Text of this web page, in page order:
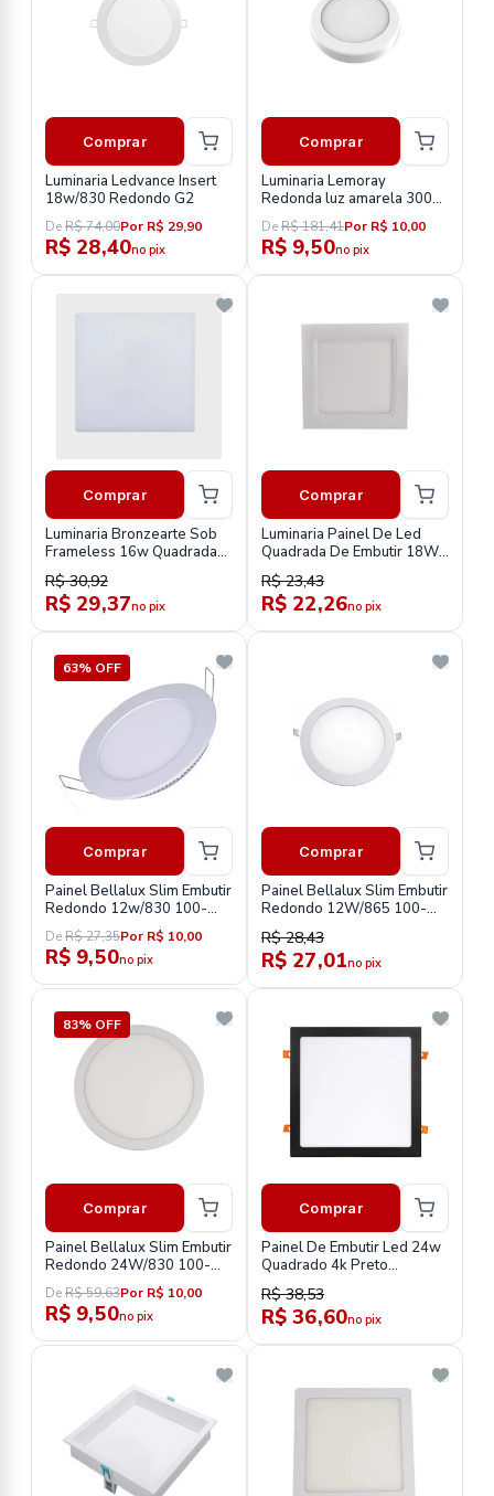
Comprar
Luminaria Ledvance Insert
18w/830 Redondo G2
DeR$ 74,00Por R$ 29,90
R$ 28,40no pix
Comprar
Luminaria Lemoray
Redonda luz amarela 3000k
sobrepor
DeR$ 181,41Por R$ 10,00
R$ 9,50no pix
Comprar
Luminaria Bronzearte Sob
Frameless 16w Quadrada
6500k Bivolt
R$ 30,92
R$ 29,37no pix
Comprar
Luminaria Painel De Led
Quadrada De Embutir 18W
Bivolt Slim Branca 3000K
R$ 23,43
R$ 22,26no pix
63% OFF
Comprar
Painel Bellalux Slim Embutir
Redondo 12w/830 100-
240v
DeR$ 27,35Por R$ 10,00
R$ 9,50no pix
Comprar
Painel Bellalux Slim Embutir
Redondo 12W/865 100-
240V
R$ 28,43
R$ 27,01no pix
83% OFF
Comprar
Painel Bellalux Slim Embutir
Redondo 24W/830 100-
240V
DeR$ 59,63Por R$ 10,00
R$ 9,50no pix
Comprar
Painel De Embutir Led 24w
Quadrado 4k Preto
295x295mm Bivolt
Rl22244pt
R$ 38,53
R$ 36,60no pix